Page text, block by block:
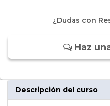
¿Dudas con
Haz
Descripción del curso